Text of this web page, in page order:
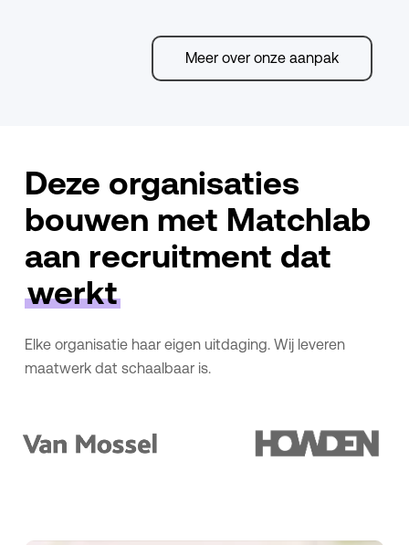
Meer over onze aanpak
Deze organisaties
bouwen met Matchlab
aan recruitment dat
werkt
Elke organisatie haar eigen uitdaging. Wij leveren
maatwerk dat schaalbaar is.